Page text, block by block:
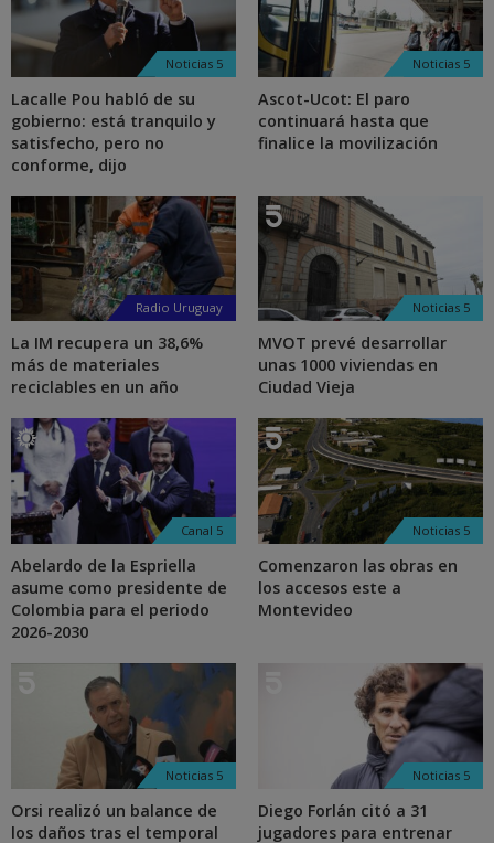
Noticias 5
Lacalle Pou habló de su
gobierno: está tranquilo y
satisfecho, pero no
conforme, dijo
Noticias 5
Ascot-Ucot: El paro
continuará hasta que
finalice la movilización
Radio Uruguay
La IM recupera un 38,6%
más de materiales
reciclables en un año
Noticias 5
MVOT prevé desarrollar
unas 1000 viviendas en
Ciudad Vieja
Canal 5
Abelardo de la Espriella
asume como presidente de
Colombia para el periodo
2026-2030
Noticias 5
Comenzaron las obras en
los accesos este a
Montevideo
Noticias 5
Orsi realizó un balance de
los daños tras el temporal
Noticias 5
Diego Forlán citó a 31
jugadores para entrenar